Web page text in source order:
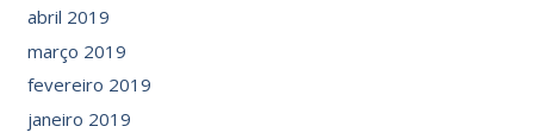
abril 2019
março 2019
fevereiro 2019
janeiro 2019